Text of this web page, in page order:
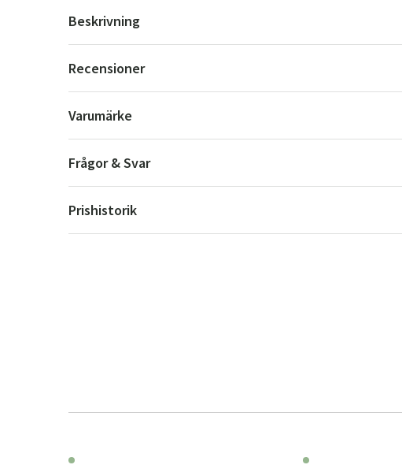
Beskrivning
Recensioner
Varumärke
Frågor & Svar
Prishistorik